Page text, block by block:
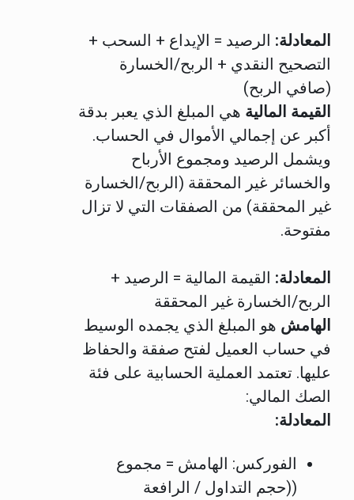
المعادلة: الرصيد = الإيداع + السحب +
التصحيح النقدي + الربح/الخسارة
(صافي الربح)
القيمة المالية هي المبلغ الذي يعبر بدقة
أكبر عن إجمالي الأموال في الحساب.
ويشمل الرصيد ومجموع الأرباح
والخسائر غير المحققة (الربح/الخسارة
غير المحققة) من الصفقات التي لا تزال
مفتوحة.
المعادلة: القيمة المالية = الرصيد +
الربح/الخسارة غير المحققة
الهامش هو المبلغ الذي يجمده الوسيط
في حساب العميل لفتح صفقة والحفاظ
عليها. تعتمد العملية الحسابية على فئة
الصك المالي:
المعادلة:
الفوركس: الهامش = مجموع
((حجم التداول / الرافعة